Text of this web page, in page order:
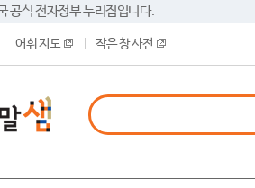
공식 전자정부 누리집입니다.
어휘 지도 작은 창 사전